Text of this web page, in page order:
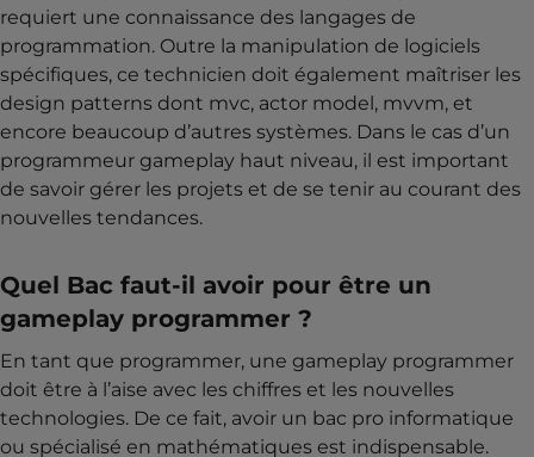
requiert une connaissance des langages de
programmation. Outre la manipulation de logiciels
spécifiques, ce technicien doit également maîtriser les
design patterns dont mvc, actor model, mvvm, et
encore beaucoup d’autres systèmes. Dans le cas d’un
programmeur gameplay haut niveau, il est important
de savoir gérer les projets et de se tenir au courant des
nouvelles tendances.
Quel Bac faut-il avoir pour être un
gameplay programmer ?
En tant que programmer, une gameplay programmer
doit être à l’aise avec les chiffres et les nouvelles
technologies. De ce fait, avoir un bac pro informatique
ou spécialisé en mathématiques est indispensable.